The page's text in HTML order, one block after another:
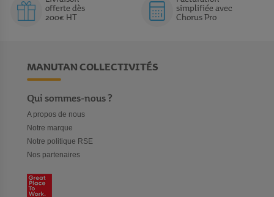
de compteurs et décompteurs.
offerte dès
200€ HT
simplifiée avec
Chorus Pro
MANUTAN COLLECTIVITÉS
Qui sommes-nous ?
A propos de nous
Notre marque
Notre politique RSE
Nos partenaires